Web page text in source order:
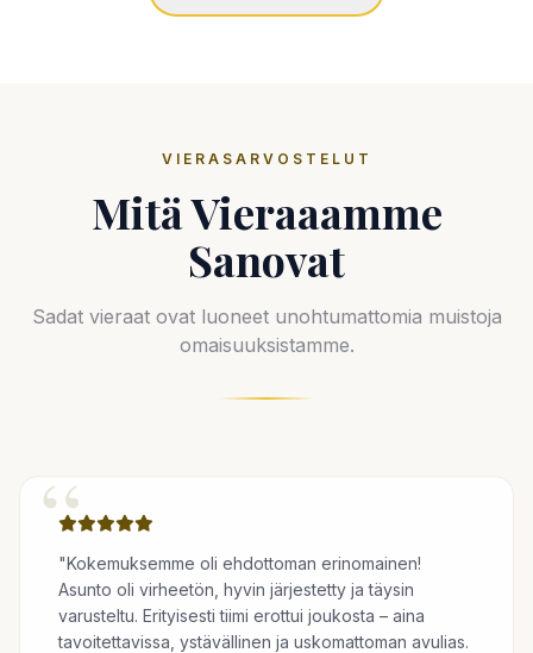
VIERASARVOSTELUT
Mitä Vieraaamme
Sanovat
Sadat vieraat ovat luoneet unohtumattomia muistoja
omaisuuksistamme.
“"Kokemuksemme oli ehdottoman erinomainen!
Asunto oli virheetön, hyvin järjestetty ja täysin
varusteltu. Erityisesti tiimi erottui joukosta – aina
tavoitettavissa, ystävällinen ja uskomattoman avulias.